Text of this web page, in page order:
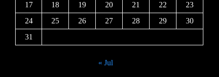
17
18 19 20 21 22
23
24
25 26 27 28 29
30
31
« Jul